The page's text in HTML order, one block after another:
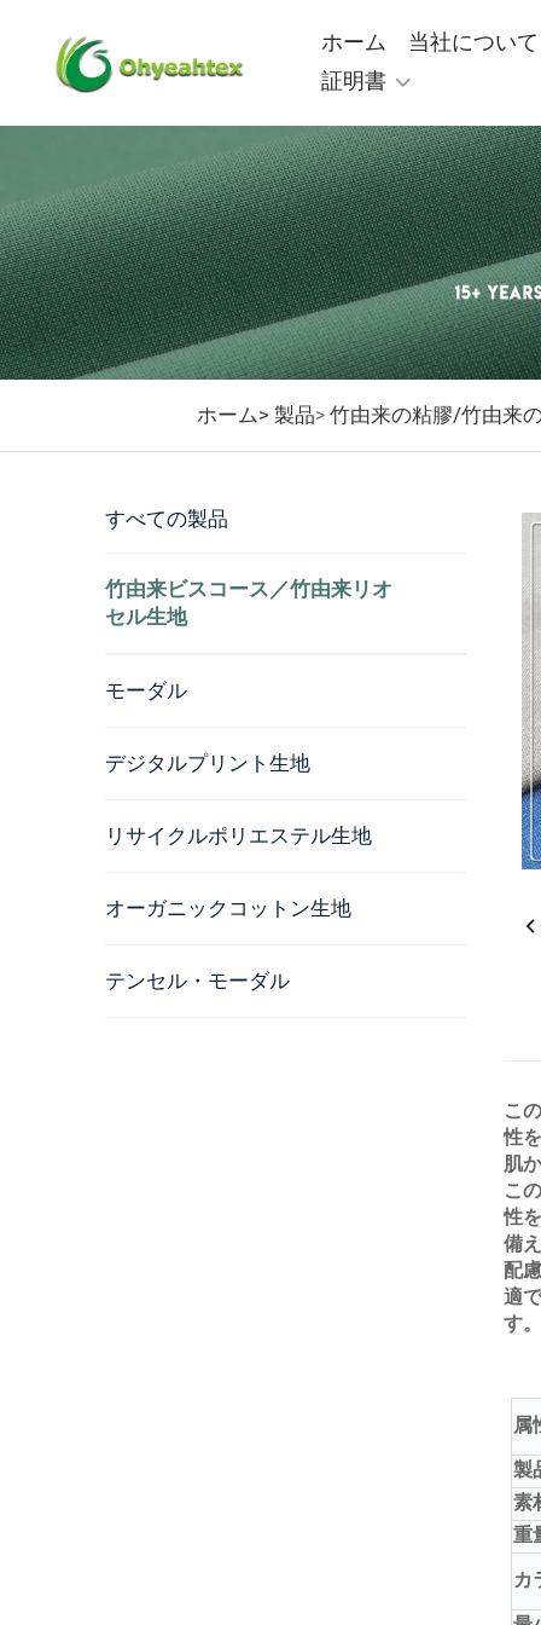
ホーム 当社について
証明書
ホーム> 製品> 竹由来の粘膠/竹由来
すべての製品
竹由来ビスコース／竹由来リオ
セル生地
モーダル
デジタルプリント生地
リサイクルポリエステル生地
オーガニックコットン生地
テンセル・モーダル
こ
性
肌
こ
性
備
配
適
す。
属
製
素
重
カ